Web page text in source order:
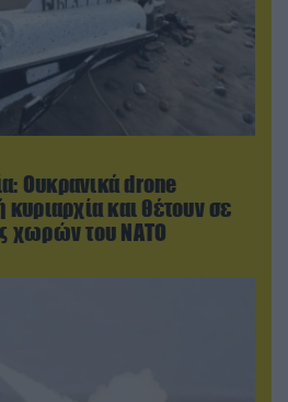
Ουκρανικά drone
κυριαρχία και θέτουν σε
χωρών του ΝΑΤΟ